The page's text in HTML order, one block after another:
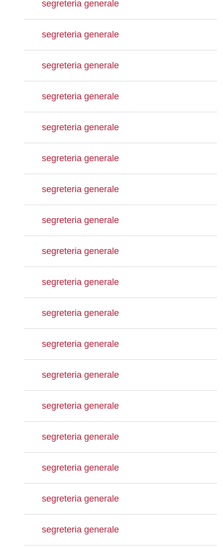
segreteria generale
segreteria generale
segreteria generale
segreteria generale
segreteria generale
segreteria generale
segreteria generale
segreteria generale
segreteria generale
segreteria generale
segreteria generale
segreteria generale
segreteria generale
segreteria generale
segreteria generale
segreteria generale
segreteria generale
segreteria generale